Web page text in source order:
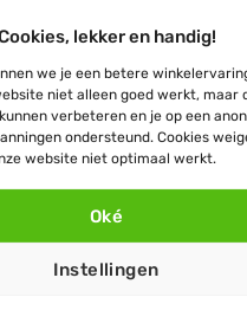
lekker en handig!
we je een betere
niet alleen goed werkt, maar
verbeteren en je op een
ondersteund. Cookies
website niet optimaal werkt.
Oké
Instellingen
kleuren en effecten aan
magische sfeerverlichting.
meerdere fairy
een spectaculair effect.
zijn minimaal IP44
en geschikt voor
hoogwaardige